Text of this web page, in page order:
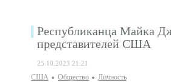
Республиканца Майка
представителей США
25.10.2023 21:21
США Общество Личность